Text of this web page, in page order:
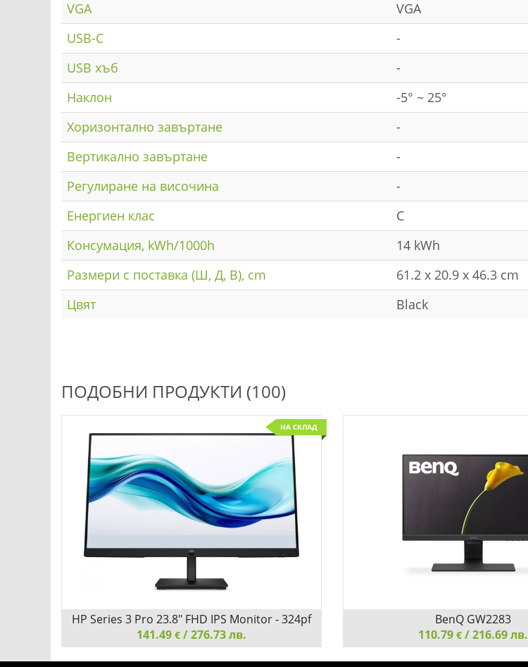
VGA
VGA
USB-C
-
USB хъб
-
Наклон
-5° ~ 25°
Хоризонтално завъртане
-
Вертикално завъртане
-
Регулиране на височина
-
Енергиен клас
C
Консумация, kWh/1000h
14 kWh
Размери с поставка (Ш, Д, В), cm
61.2 x 20.9 x 46.3 cm
Цвят
Black
ПОДОБНИ ПРОДУКТИ (100)
НА СКЛАД
HP Series 3 Pro 23.8" FHD IPS Monitor - 324pf
141.49 € / 276.73 лв.
BenQ GW2283
110.79 € / 216.69 лв.